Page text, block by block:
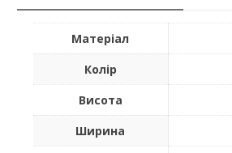
Матеріал
Колір
Висота
Ширина